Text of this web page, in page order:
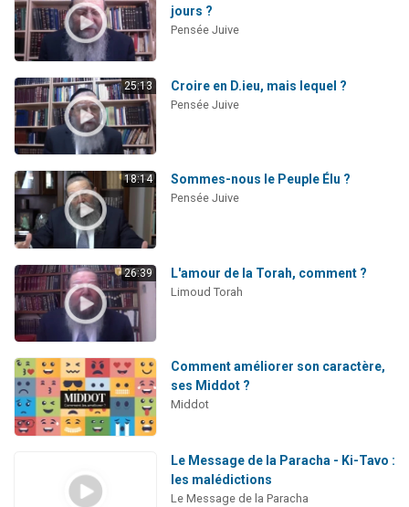
jours ?
Pensée Juive
25:13 Croire en D.ieu, mais lequel ?
Pensée Juive
18:14 Sommes-nous le Peuple Élu ?
Pensée Juive
26:39 L'amour de la Torah, comment ?
Limoud Torah
Comment améliorer son caractère,
ses Middot ?
Middot
Le Message de la Paracha - Ki-Tavo :
les malédictions
Le Message de la Paracha